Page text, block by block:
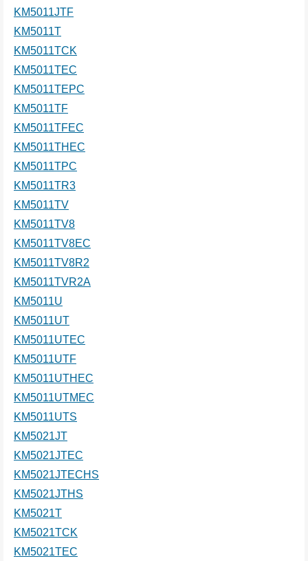
KM5011JTF
KM5011T
KM5011TCK
KM5011TEC
KM5011TEPC
KM5011TF
KM5011TFEC
KM5011THEC
KM5011TPC
KM5011TR3
KM5011TV
KM5011TV8
KM5011TV8EC
KM5011TV8R2
KM5011TVR2A
KM5011U
KM5011UT
KM5011UTEC
KM5011UTF
KM5011UTHEC
KM5011UTMEC
KM5011UTS
KM5021JT
KM5021JTEC
KM5021JTECHS
KM5021JTHS
KM5021T
KM5021TCK
KM5021TEC